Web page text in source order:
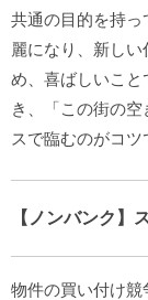
共通の目的を持っ
麗になり、新し
め、喜ばしいこ
き、「この街の
スで臨むのがコツ
【ノンバンク】
物件の買い付け競